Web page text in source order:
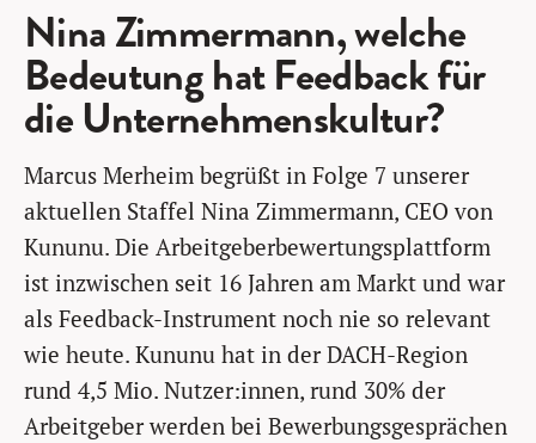
Nina Zimmermann, welche
Bedeutung hat Feedback für
die Unternehmenskultur?
Marcus Merheim begrüßt in Folge 7 unserer
aktuellen Staffel Nina Zimmermann, CEO von
Kununu. Die Arbeitgeberbewertungsplattform
ist inzwischen seit 16 Jahren am Markt und war
als Feedback-Instrument noch nie so relevant
wie heute. Kununu hat in der DACH-Region
rund 4,5 Mio. Nutzer:innen, rund 30% der
Arbeitgeber werden bei Bewerbungsgesprächen